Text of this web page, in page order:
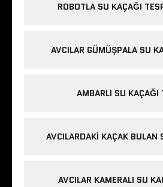
ROBOTLA SU KAÇAĞI
AVCILAR GÜMÜŞPALA SU
AMBARLI SU KAÇAĞI
AVCILARDAKI KAÇAK BULAN
AVCILAR KAMERALI SU